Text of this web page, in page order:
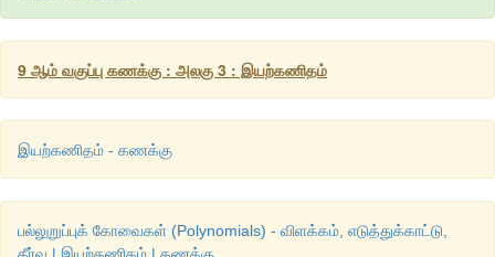
9 ஆம் வகுப்பு கணக்கு : அலகு 3 : இயற்கணிதம்
இயற்கணிதம் - கணக்கு
பல்லுறுப்புக் கோவைகள் (Polynomials) - விளக்கம், எடுத்துக்காட்டு,
தீர்வு | இயற்கணிதம் | கணக்கு